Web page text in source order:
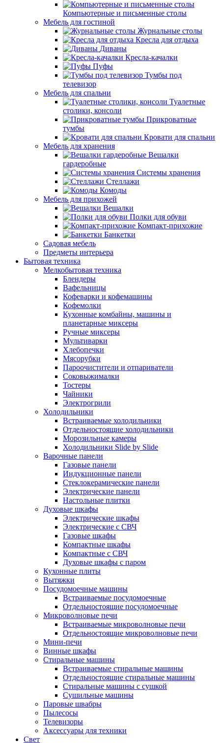
Компьютерные и письменные столы
Мебель для гостиной
Журнальные столы
Кресла для отдыха
Диваны
Кресла-качалки
Пуфы
Тумбы под
телевизор
Мебель для спальни
Туалетные
столики, консоли
Прикроватные
тумбы
Кровати для спальни
Мебель для хранения
Вешалки
гардеробные
Системы хранения
Стеллажи
Комоды
Мебель для прихожей
Вешалки
Полки для обуви
Компакт-прихожие
Банкетки
Садовая мебель
Предметы интерьера
Бытовая техника
Мелкобытовая техника
Блендеры
Вафельницы
Кофеварки и кофемашины
Кофемолки
Кухонные комбайны, машины и
планетарные миксеры
Ручные миксеры
Мультиварки
Хлебопечки
Мясорубки
Пароочистители и отпариватели
Соковыжималки
Тостеры
Чайники
Электрогрили
Холодильники
Встраиваемые холодильники
Отдельностоящие холодильники
Морозильные камеры
Холодильники Slide by Slide
Варочные панели
Газовые панели
Индукционные панели
Стеклокерамические панели
Электрические панели
Настольные плитки
Духовые шкафы
Электрические шкафы
Электрические с СВЧ
Газовые шкафы
Компактные шкафы
Компактные с СВЧ
Духовые шкафы с паром
Кухонные плиты
Вытяжки
Посудомоечные машины
Встраиваемые посудомоечные
Отдельностоящие посудомоечные
Микроволновые печи
Встраиваемые микроволновые печи
Отдельностоящие микроволновые печи
Мини-печи
Винные шкафы
Стиральные машины
Встраиваемые стиральные машины
Отдельностоящие стиральные машины
Стиральные машины с сушкой
Сушильные машины
Паровые швабры
Пылесосы
Телевизоры
Аксессуары для техники
Свет